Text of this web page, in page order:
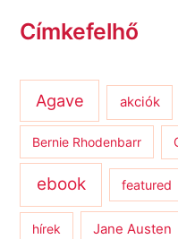
Címkefelhő
Agave akciók
Bernie Rhodenbarr
ebook featured
hírek Jane Austen